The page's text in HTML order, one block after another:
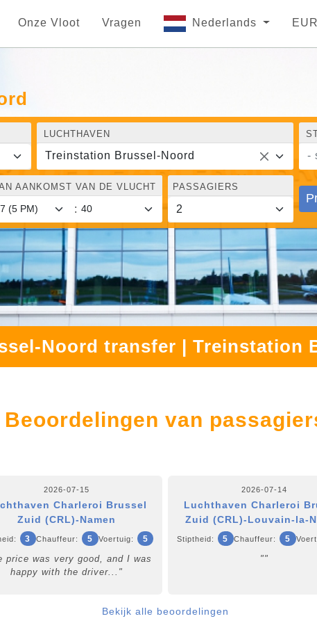
Onze Vloot Vragen Nederlands EUR
LUCHTHAVEN
Treinstation Brussel-Noord -
AANKOMST VAN DE VLUCHT
:
PASSAGIERS
Noord transfer | Treinstation
Beoordelingen van
2026-07-15
Charleroi Brussel
Zuid (CRL)-Namen
3 Chauffeur: 5 Voertuig: 5
price was very good, and I was
happy with the driver..."
2026-07-14
Luchthaven Charleroi
Zuid (CRL)-Louvain-la-
Stiptheid: 5 Chauffeur: 5
""
Bekijk alle beoordelingen